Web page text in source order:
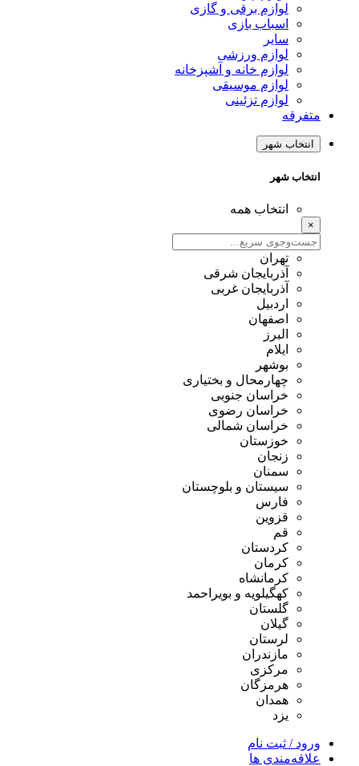
لوازم برقی و گازی
اسباب بازی
سایر
لوازم ورزشی
لوازم خانه و آشپزخانه
لوازم موسیقی
لوازم تزئینی
متفرقه
انتخاب شهر
انتخاب شهر
انتخاب همه
×
تهران
آذربایجان شرقی
آذربایجان غربی
اردبیل
اصفهان
البرز
ایلام
بوشهر
چهارمحال و بختیاری
خراسان جنوبی
خراسان رضوی
خراسان شمالی
خوزستان
زنجان
سمنان
سیستان و بلوچستان
فارس
قزوین
قم
کردستان
کرمان
کرمانشاه
کهگیلویه و بویراحمد
گلستان
گیلان
لرستان
مازندران
مرکزی
هرمزگان
همدان
یزد
ورود / ثبت نام
علاقه‌مندی ها